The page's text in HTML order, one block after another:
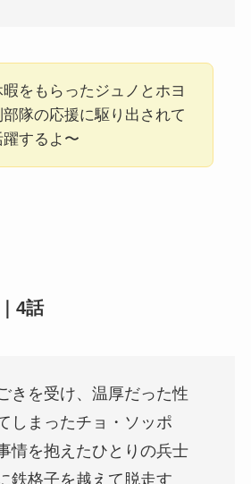
をもらったジュノとホヨ
隊の応援に駆り出されて
躍するよ〜
4話
きを受け、温厚だった性
しまったチョ・ソッポ
情を抱えたひとりの兵士
鉄格子を越えて脱走す